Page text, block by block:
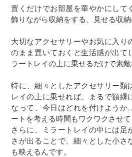
置くだけでお部屋を華やかにして
飾りながら収納をする、見せる収納
大切なアクセサリーやお気に入
のまま置いておくと生活感が出て
ラートレイの上に乗せるだけで素敵
特に、細々としたアクセサリー類
レイの上に乗せれば、まるで額縁
なって、今日はどれを付けよう
ートを考える時間もワクワクさせて
さらに、ミラートレイの中には足
さが出ることで、細々とした小さ
も映えるんです。